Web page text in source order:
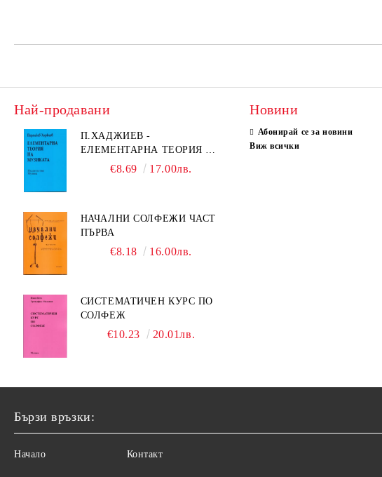
Най-продавани
П.ХАДЖИЕВ -
ЕЛЕМЕНТАРНА ТЕОРИЯ НА
МУЗИКАТА
€8.69 17.00лв.
НАЧАЛНИ СОЛФЕЖИ ЧАСТ
ПЪРВА
€8.18 16.00лв.
СИСТЕМАТИЧЕН КУРС ПО
СОЛФЕЖ
€10.23 20.01лв.
Новини
Абонирай се за новини
Виж всички
Бързи връзки:
Начало Контакт